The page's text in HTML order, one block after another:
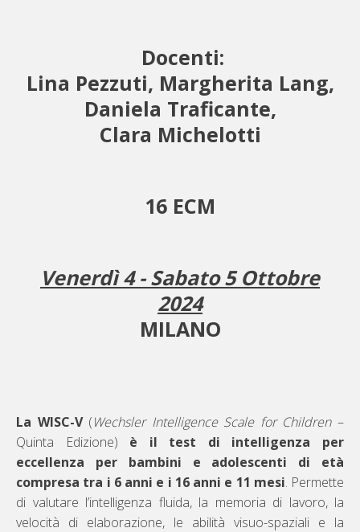
Docenti:
Lina Pezzuti, Margherita Lang,
Daniela Traficante,
Clara Michelotti
16 ECM
Venerdì 4 - Sabato 5 Ottobre
2024
MILANO
La WISC-V(Wechsler Intelligence Scale for Children–
Quinta Edizione) è il test di intelligenza per
eccellenza per bambini e adolescenti di età
compresa tra i 6 anni e i 16 anni e 11 mesi. Permette
di valutare l’intelligenza fluida, la memoria di lavoro, la
velocità di elaborazione, le abilità visuo-spaziali e la